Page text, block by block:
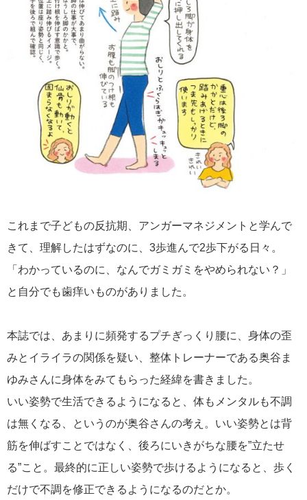
これまで子どもの反抗期、アンガーマネジメントと学んで
きて、理解したはずなのに、3歩進んで2歩下がる日々。
「わかっているのに、なんでガミガミをやめられない？」
と自分でも歯痒いものがありました。
本誌では、あまりに頻発するプチぎっくり腰に、身体の歪
みとイライラの関係を疑い、整体トレーナーである奥谷ま
ゆみさんに身体をみてもらった経緯を書きました。
いい姿勢で生活できるようになると、体もメンタルも不調
は無くなる、というのが奥谷さんの考え。いい姿勢とは背
筋を伸ばすことではなく、後ろにいきがちな腰を”立たせ
る”こと。最終的に正しい姿勢で歩けるようになると、歩く
だけで不調を修正できるようになるのだとか。